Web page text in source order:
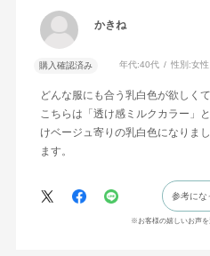
かきね
購入確認済み 年代:40代 性別:女性
どんな服にも合う乳白色が欲しく
こちらは「透け感ミルクカラー」
けベージュ寄りの乳白色になりま
ます。
参考にな
※お客様の嬉しいお声を